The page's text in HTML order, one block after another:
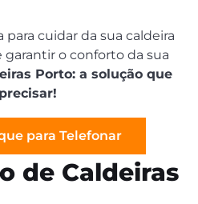
cuidar da sua caldeira
o conforto da sua
Porto: a solução que
para Telefonar
de Caldeiras